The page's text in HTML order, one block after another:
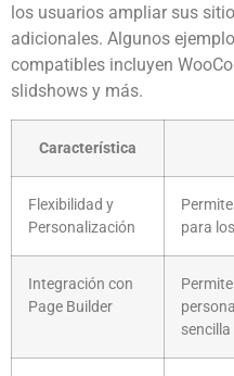
los usuarios ampliar sus
adicionales. Algunos
compatibles incluyen
slidshows y más.
Característica
Flexibilidad y
Personalización
para
Integración con
Page Builder
sencilla